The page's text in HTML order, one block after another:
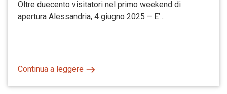
Oltre duecento visitatori nel primo weekend di
apertura Alessandria, 4 giugno 2025 – E’...
Continua a leggere